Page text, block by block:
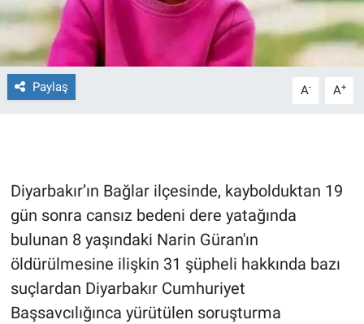
Paylaş A- A+
Diyarbakır’ın Bağlar ilçesinde, kaybolduktan 19
gün sonra cansız bedeni dere yatağında
bulunan 8 yaşındaki Narin Güran'ın
öldürülmesine ilişkin 31 şüpheli hakkında bazı
suçlardan Diyarbakır Cumhuriyet
Başsavcılığınca yürütülen soruşturma
Gerçeğin İzinde
Gün Başlıyor
Gün Bitiyor
Gündem Özel
Günün görüntüsü
Haber
İlan